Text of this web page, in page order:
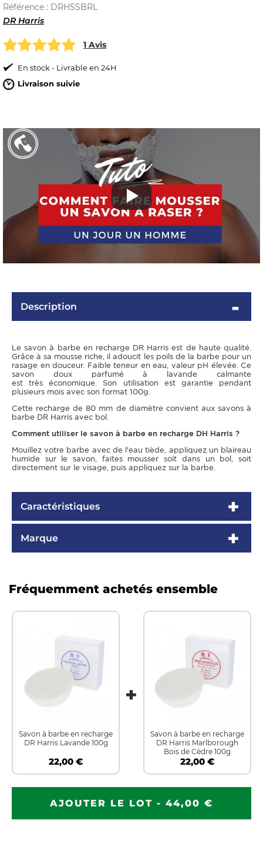
Référence : DRHSSBRL
DR Harris
1 Avis
En stock - Livrable en 24H
Livraison suivie
Description
Le savon à barbe en recharge DR Harris est de haute qualité.
Grâce à sa mousse riche, il adoucit les poils de la barbe pour un
rasage en douceur. Faible teneur en eau, valeur pH élevée. Ce
savon doux parfumé à lavande calmante
est très économique. Son utilisation est garantie pendant
plusieurs mois avec son format 100g.
Cette recharge de 80 mm de diamètre convient aux savons à
barbe DR Harris avec bol.
Comment utiliser le savon à barbe en recharge DH Harris ?
Mouillez votre barbe avec de l'eau tiède, appliquez un blaireau
humide sur le savon, faites mousser soit dans un bol, soit
directement sur le visage, puis appliquez sur la barbe.
Caractéristiques
Marque
Fréquemment achetés ensemble
Savon à barbe en recharge
DR Harris Lavande 100g
22,00 €
Savon à barbe en recharge
DR Harris Marlborough
Bois de Cèdre 100g
22,00 €
AJOUTER LE LOT - 44,00 €